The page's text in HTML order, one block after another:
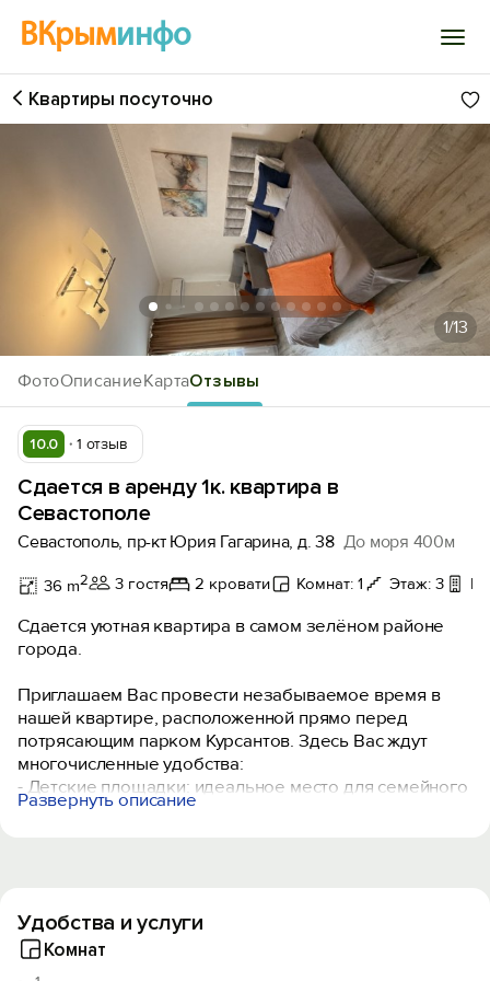
ВКрыминфо
Войти
Избранное
История просмотра
Добавить свой объект
ФотоОписаниеКартаОтзывы
Квартиры посуточно
1/13
10.0 1 отзыв
Сдается в аренду 1к. квартира в
Севастополе
Севастополь, пр-кт Юрия Гагарина, д. 38 До моря 400м
36 m2 3 гостя 2 кровати Комнат: 1 Этаж: 3
Сдается уютная квартира в самом зелёном районе
города.
Приглашаем Вас провести незабываемое время в
нашей квартире, расположенной прямо перед
потрясающим парком Курсантов. Здесь Вас ждут
многочисленные удобства:
- Детские площадки: идеальное место для семейного
отдыха.
️ До пляжа «Песочный» всего 5 минут ходьбы.
Развернуть описание
Удобства и услуги
Комнат